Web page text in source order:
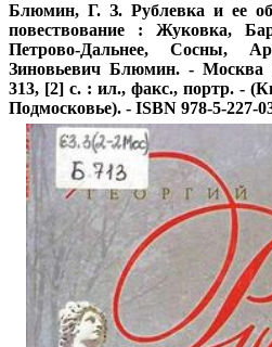
Блюмин, Г. З. Рублевка и ее
повествование : Жуковка,
Петрово-Дальнее, Сосны,
Зиновьевич Блюмин. - Москва
313, [2] c. : ил., факс., портр. -
Подмосковье). - ISBN 978-5-227-